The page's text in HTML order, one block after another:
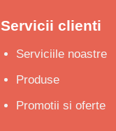
Servicii clienti
Serviciile noastre
Produse
Promotii si oferte